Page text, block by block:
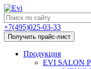
+7(495)025-03-33
Получить прайс-лист
Продукция
EVI SALON